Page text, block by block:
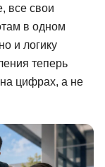
все свои
в одном
и логику
теперь
цифрах, а не